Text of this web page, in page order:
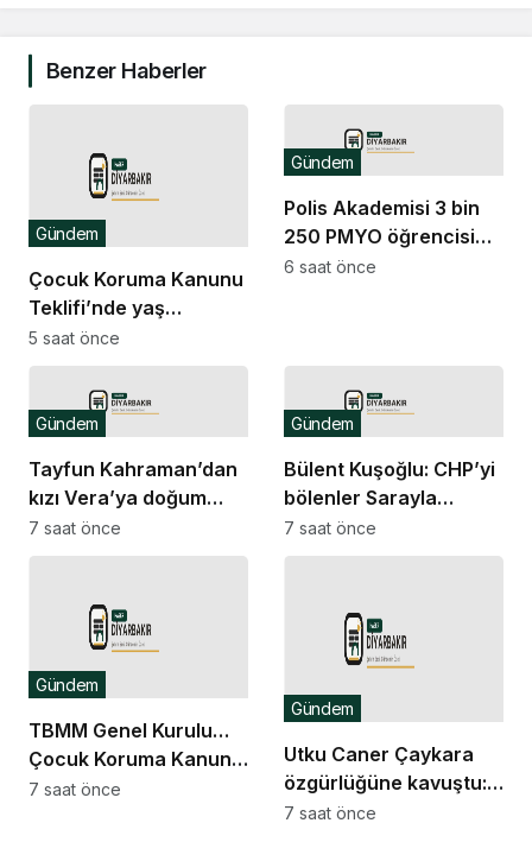
Benzer Haberler
Çocuk Koruma Kanunu
Teklifi’nde yaş
düzenlemesi:
Tekerrürde yaş sınırını
18’den 15’e düşüren
madde tekliften
Gündem
5 saat önce
Polis Akademisi 3 bin
250 PMYO öğrencisi
alacak
Gündem
6 saat önce
Tayfun Kahraman’dan
kızı Vera’ya doğum
günü mesajı
Gündem
7 saat önce
Bülent Kuşoğlu: CHP’yi
bölenler Sarayla
çalışıyordur
Gündem
7 saat önce
TBMM Genel Kurulu…
Çocuk Koruma Kanunu
Teklifi’ne muhalefetten
Gündem
7 saat önce
Utku Caner Çaykara
özgürlüğüne kavuştu:
Ardımızda
Gündem
7 saat önce